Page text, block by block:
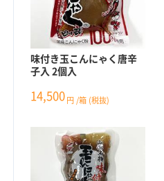
味付き玉こんにゃく唐辛
子入 2個入
14,500 円 /箱 (税抜)